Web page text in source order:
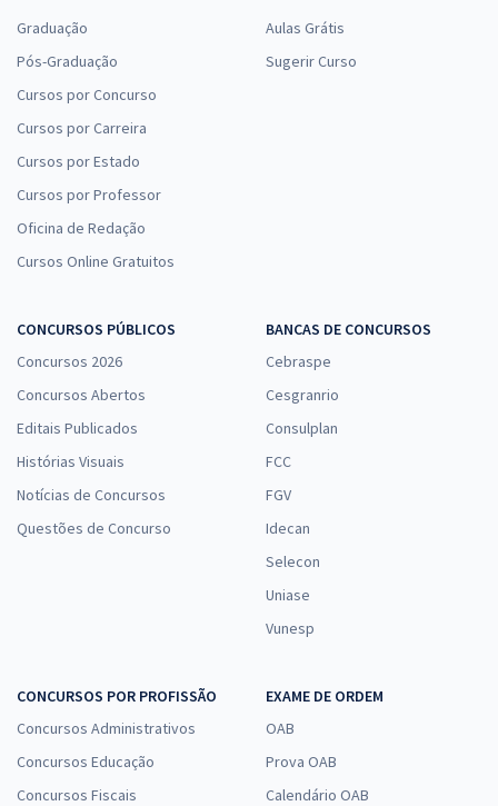
Graduação
Pós-Graduação
Cursos por Concurso
Cursos por Carreira
Cursos por Estado
Cursos por Professor
Oficina de Redação
Cursos Online Gratuitos
Aulas Grátis
Sugerir Curso
CONCURSOS PÚBLICOS
Concursos 2026
Concursos Abertos
Editais Publicados
Histórias Visuais
Notícias de Concursos
Questões de Concurso
BANCAS DE CONCURSOS
Cebraspe
Cesgranrio
Consulplan
FCC
FGV
Idecan
Selecon
Uniase
Vunesp
CONCURSOS POR PROFISSÃO
Concursos Administrativos
Concursos Educação
Concursos Fiscais
EXAME DE ORDEM
OAB
Prova OAB
Calendário OAB